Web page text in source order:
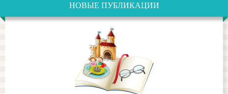
НОВЫЕ ПУБЛИКАЦИИ